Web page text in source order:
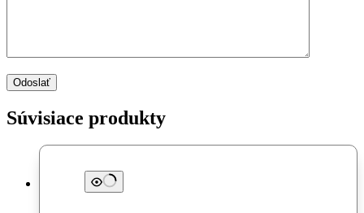
Odoslať
Súvisiace produkty